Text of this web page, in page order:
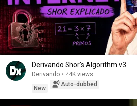
Derivando Shor's Algorithm v3
Derivando • 44K views
New
Auto-dubbed